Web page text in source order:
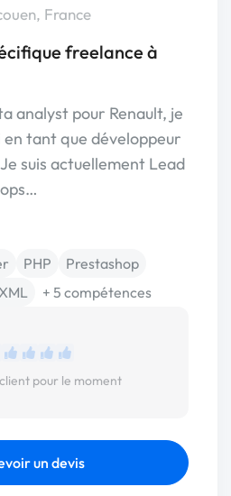
France
freelance à
analyst pour Renault, je
tant que développeur
suis actuellement Lead
PHP
Prestashop
+ 5 compétences
pour le moment
un devis